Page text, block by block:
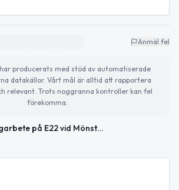
Anmäl fel
producerats med stöd av automatiserade
datakällor. Vårt mål är alltid att rapportera
relevant. Trots noggranna kontroller kan fel
förekomma.
Vägarbete på E22 vid Mönsterås påverkar trafiken mot Norrköping